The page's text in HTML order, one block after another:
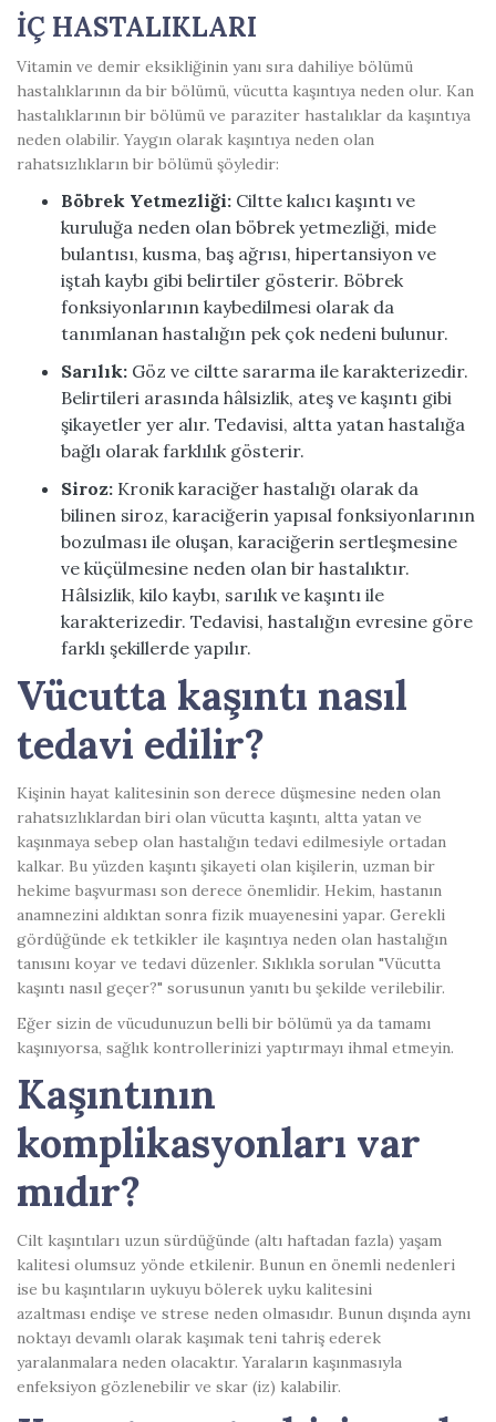
İÇ HASTALIKLARI
Vitamin ve demir eksikliğinin yanı sıra dahiliye bölümü
hastalıklarının da bir bölümü, vücutta kaşıntıya neden olur. Kan
hastalıklarının bir bölümü ve paraziter hastalıklar da kaşıntıya
neden olabilir. Yaygın olarak kaşıntıya neden olan
rahatsızlıkların bir bölümü şöyledir:
Böbrek Yetmezliği: Ciltte kalıcı kaşıntı ve
kuruluğa neden olan böbrek yetmezliği, mide
bulantısı, kusma, baş ağrısı, hipertansiyon ve
iştah kaybı gibi belirtiler gösterir. Böbrek
fonksiyonlarının kaybedilmesi olarak da
tanımlanan hastalığın pek çok nedeni bulunur.
Sarılık: Göz ve ciltte sararma ile karakterizedir.
Belirtileri arasında hâlsizlik, ateş ve kaşıntı gibi
şikayetler yer alır. Tedavisi, altta yatan hastalığa
bağlı olarak farklılık gösterir.
Siroz: Kronik karaciğer hastalığı olarak da
bilinen siroz, karaciğerin yapısal fonksiyonlarının
bozulması ile oluşan, karaciğerin sertleşmesine
ve küçülmesine neden olan bir hastalıktır.
Hâlsizlik, kilo kaybı, sarılık ve kaşıntı ile
karakterizedir. Tedavisi, hastalığın evresine göre
farklı şekillerde yapılır.
Vücutta kaşıntı nasıl
tedavi edilir?
Kişinin hayat kalitesinin son derece düşmesine neden olan
rahatsızlıklardan biri olan vücutta kaşıntı, altta yatan ve
kaşınmaya sebep olan hastalığın tedavi edilmesiyle ortadan
kalkar. Bu yüzden kaşıntı şikayeti olan kişilerin, uzman bir
hekime başvurması son derece önemlidir. Hekim, hastanın
anamnezini aldıktan sonra fizik muayenesini yapar. Gerekli
gördüğünde ek tetkikler ile kaşıntıya neden olan hastalığın
tanısını koyar ve tedavi düzenler. Sıklıkla sorulan "Vücutta
kaşıntı nasıl geçer?" sorusunun yanıtı bu şekilde verilebilir.
Eğer sizin de vücudunuzun belli bir bölümü ya da tamamı
kaşınıyorsa, sağlık kontrollerinizi yaptırmayı ihmal etmeyin.
Kaşıntının
komplikasyonları var
mıdır?
Cilt kaşıntıları uzun sürdüğünde (altı haftadan fazla) yaşam
kalitesi olumsuz yönde etkilenir. Bunun en önemli nedenleri
ise bu kaşıntıların uykuyu bölerek uyku kalitesini
azaltması endişe ve strese neden olmasıdır. Bunun dışında aynı
noktayı devamlı olarak kaşımak teni tahriş ederek
yaralanmalara neden olacaktır. Yaraların kaşınmasıyla
enfeksiyon gözlenebilir ve skar (iz) kalabilir.